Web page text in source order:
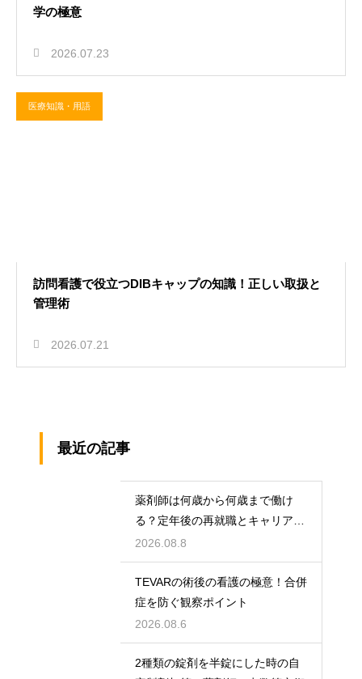
学の極意
2026.07.23
医療知識・用語
訪問看護で役立つDIBキャップの知識！正しい取扱と
管理術
2026.07.21
最近の記事
薬剤師は何歳から何歳まで働け
る？定年後の再就職とキャリアの
術
2026.08.8
TEVARの術後の看護の極意！合併
症を防ぐ観察ポイント
2026.08.6
2種類の錠剤を半錠にした時の自